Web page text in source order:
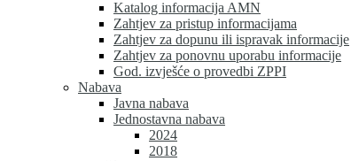
Katalog informacija AMN
Zahtjev za pristup informacijama
Zahtjev za dopunu ili ispravak informacije
Zahtjev za ponovnu uporabu informacije
God. izvješće o provedbi ZPPI
Nabava
Javna nabava
Jednostavna nabava
2024
2018